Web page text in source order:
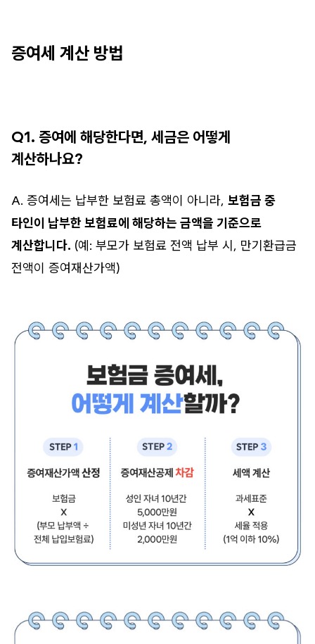
증여세 계산 방법
Q1. 증여에 해당한다면, 세금은 어떻게
계산하나요?
A. 증여세는 납부한 보험료 총액이 아니라, 보험금 중
타인이 납부한 보험료에 해당하는 금액을 기준으로
계산합니다. (예: 부모가 보험료 전액 납부 시, 만기환급금
전액이 증여재산가액)